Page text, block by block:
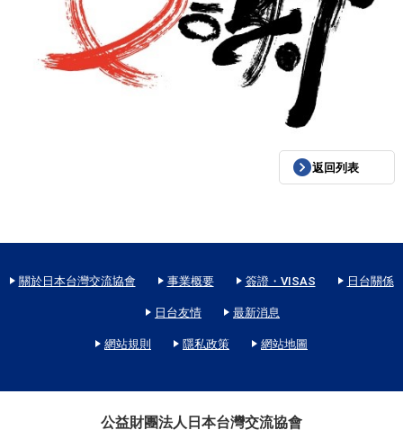
返回列表
關於日本台灣交流協會 事業概要 簽證・VISAS 日台關係
日台友情 最新消息
網站規則 隱私政策 網站地圖
公益財團法人日本台灣交流協會